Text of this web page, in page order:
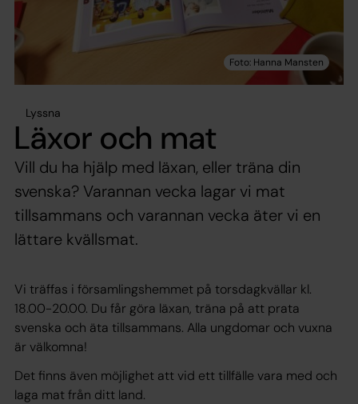
Lyssna
Läxor och mat
Vill du ha hjälp med läxan, eller träna din
svenska? Varannan vecka lagar vi mat
tillsammans och varannan vecka äter vi en
lättare kvällsmat.
Vi träffas i församlingshemmet på torsdagkvällar kl.
18.00-20.00. Du får göra läxan, träna på att prata
svenska och äta tillsammans. Alla ungdomar och vuxna
är välkomna!
Det finns även möjlighet att vid ett tillfälle vara med och
laga mat från ditt land.